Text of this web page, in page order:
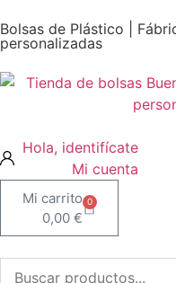
Bolsas de Plástico |
personalizadas
Mi cuenta
0,00 €
0